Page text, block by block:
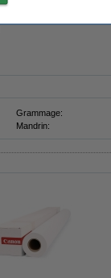
Grammage:
Mandrin: